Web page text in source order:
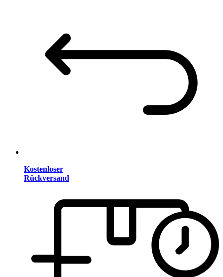
Kostenloser
Rückversand